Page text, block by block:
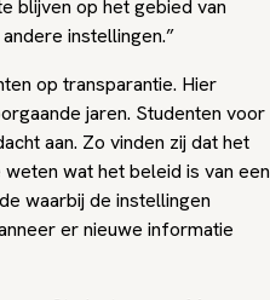
blijven op het gebied van
instellingen.”
op transparantie. Hier
jaren. Studenten voor
aan. Zo vinden zij dat het
wat het beleid is van een
waarbij de instellingen
er nieuwe informatie